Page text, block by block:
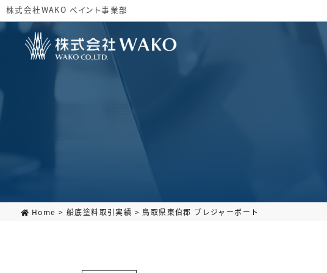
株式会社WAKO ペイント事業部
Home > 船底塗料取引実績 > 鳥取県東伯郡 プレジャーボート